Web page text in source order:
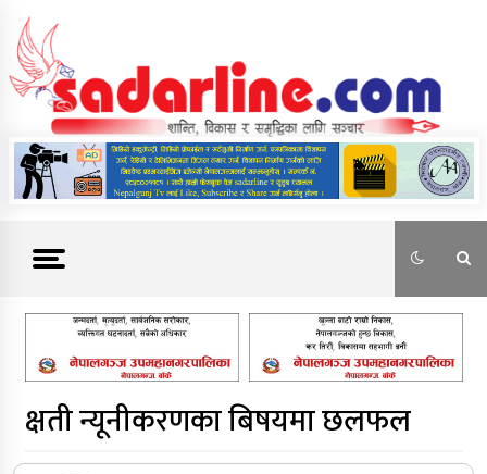
content
News For Nepal
क्षती न्यूनीकरणका बिषयमा छलफल